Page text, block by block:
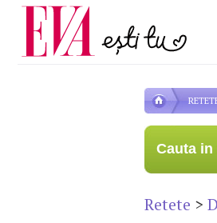
Cauta in
Retete >
Carieră
Actualitate